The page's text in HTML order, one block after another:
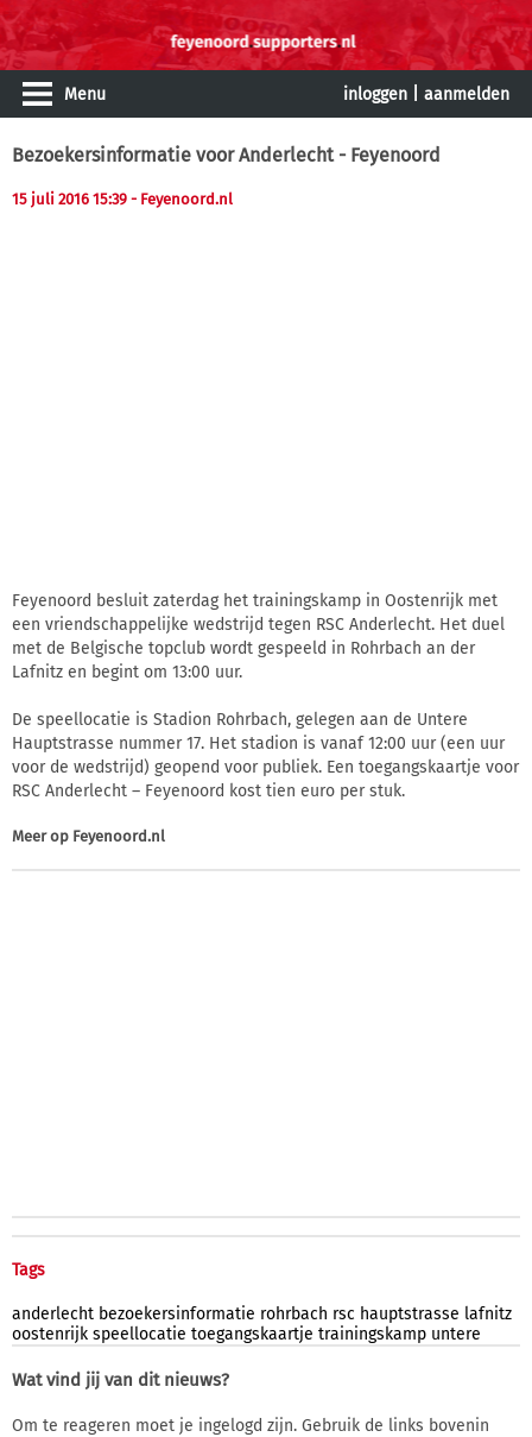
Menu inloggen aanmelden
Bezoekersinformatie voor Anderlecht - Feyenoord
15 juli 2016 15:39 - Feyenoord.nl
Feyenoord besluit zaterdag het trainingskamp in Oostenrijk met
een vriendschappelijke wedstrijd tegen RSC Anderlecht. Het duel
met de Belgische topclub wordt gespeeld in Rohrbach an der
Lafnitz en begint om 13:00 uur.
De speellocatie is Stadion Rohrbach, gelegen aan de Untere
Hauptstrasse nummer 17. Het stadion is vanaf 12:00 uur (een uur
voor de wedstrijd) geopend voor publiek. Een toegangskaartje voor
RSC Anderlecht – Feyenoord kost tien euro per stuk.
Meer op Feyenoord.nl
Tags
anderlecht bezoekersinformatie rohrbach rsc hauptstrasse lafnitz
oostenrijk speellocatie toegangskaartje trainingskamp untere
Wat vind jij van dit nieuws?
Om te reageren moet je ingelogd zijn. Gebruik de links bovenin